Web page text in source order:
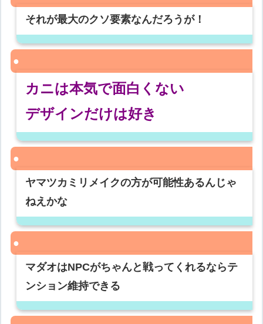
それが最大のクソ要素なんだろうが！
カニは本気で面白くない
デザインだけは好き
ヤマツカミリメイクの方が可能性あるんじゃ
ねえかな
マダオはNPCがちゃんと戦ってくれるならテ
ンション維持できる